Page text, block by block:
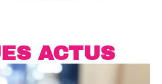
ACTUS